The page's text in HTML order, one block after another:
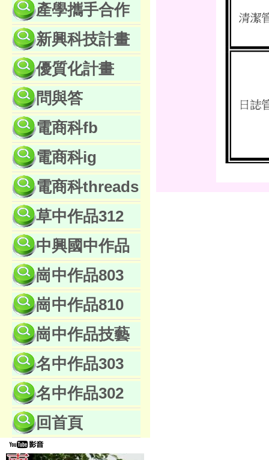
產學攜手合作
新興科技計畫
優質化計畫
問與答
電商科fb
電商科ig
電商科threads
草中作品312
中興國中作品
崗中作品803
崗中作品810
崗中作品技藝
名中作品303
名中作品302
回首頁